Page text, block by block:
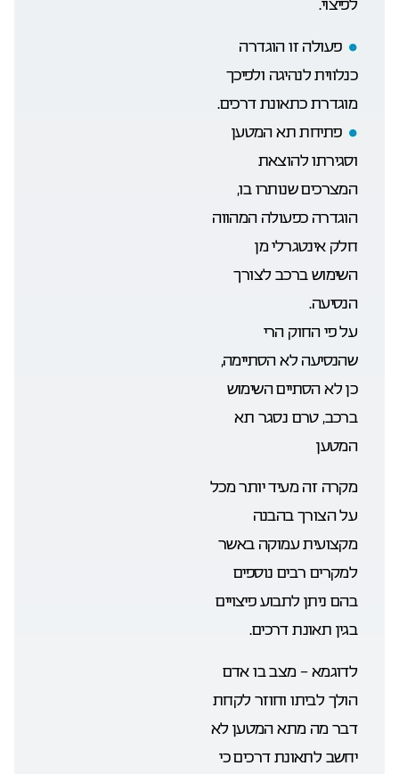
לפיצוי.
פעולה זו הוגדרה
כנלווית לנהיגה ולפיכך
מוגדרת כתאונת דרכים.
פתיחת תא המטען
וסגירתו להוצאת
המצרכים שנותרו בו,
הוגדרה כפעולה המהווה
חלק אינטגרלי מן
השימוש ברכב לצורך
הנסיעה.
על פי החוק הרי
שהנסיעה לא הסתיימה,
כן לא הסתיים השימוש
ברכב, טרם נסגר תא
המטען
מקרה זה מעיד יותר מכל
על הצורך בהבנה
מקצועית עמוקה באשר
למקרים רבים נוספים
בהם ניתן לתבוע פיצויים
בגין תאונת דרכים.
לדוגמא – מצב בו אדם
הולך לביתו וחוזר לקחת
דבר מה מתא המטען לא
יחשב לתאונת דרכים כי